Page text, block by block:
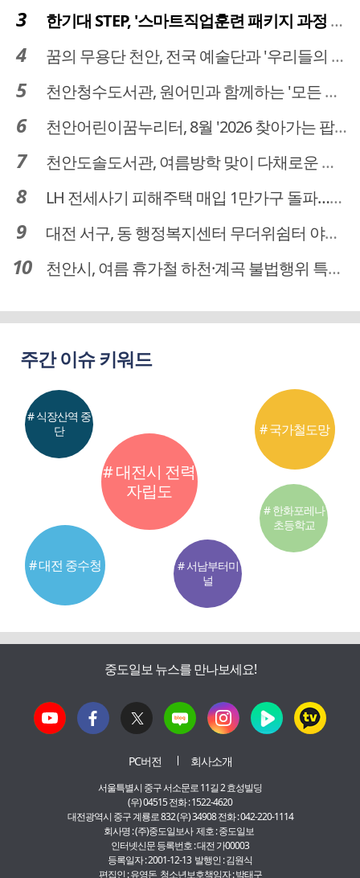
한기대 STEP, '스마트직업훈련 패키지 과정 3기' 모집
꿈의 무용단 천안, 전국 예술단과 '우리들의 하모니' 선보여
천안청수도서관, 원어민과 함께하는 '모든 영어 모든 독서' 운영
천안어린이꿈누리터, 8월 '2026 찾아가는 팝업놀이터' 운영
천안도솔도서관, 여름방학 맞이 다채로운 독서문화 프로그램 운영
LH 전세사기 피해주택 매입 1만가구 돌파…피해 인정도 4만건 넘어
대전 서구, 동 행정복지센터 무더위쉼터 야간·주말 운영
천안시, 여름 휴가철 하천·계곡 불법행위 특별단속
주간 이슈 키워드
# 대전시 전력
자립도
# 대전 중수청
# 국가철도망
# 식장산역 중
단
# 서남부터미
널
# 한화포레나
초등학교
중도일보 뉴스를 만나보세요!
PC버전 회사소개
서울특별시 중구 서소문로 11길 2 효성빌딩
(우) 04515 전화 : 1522-4620
대전광역시 중구 계룡로 832 (우) 34908 전화 : 042-220-1114
회사명 : (주)중도일보사 제호 : 중도일보
인터넷신문 등록번호 : 대전 가00003
등록일자 : 2001-12-13 발행인 : 김원식
편집인 : 유영돈 청소년보호책임자 : 박태구